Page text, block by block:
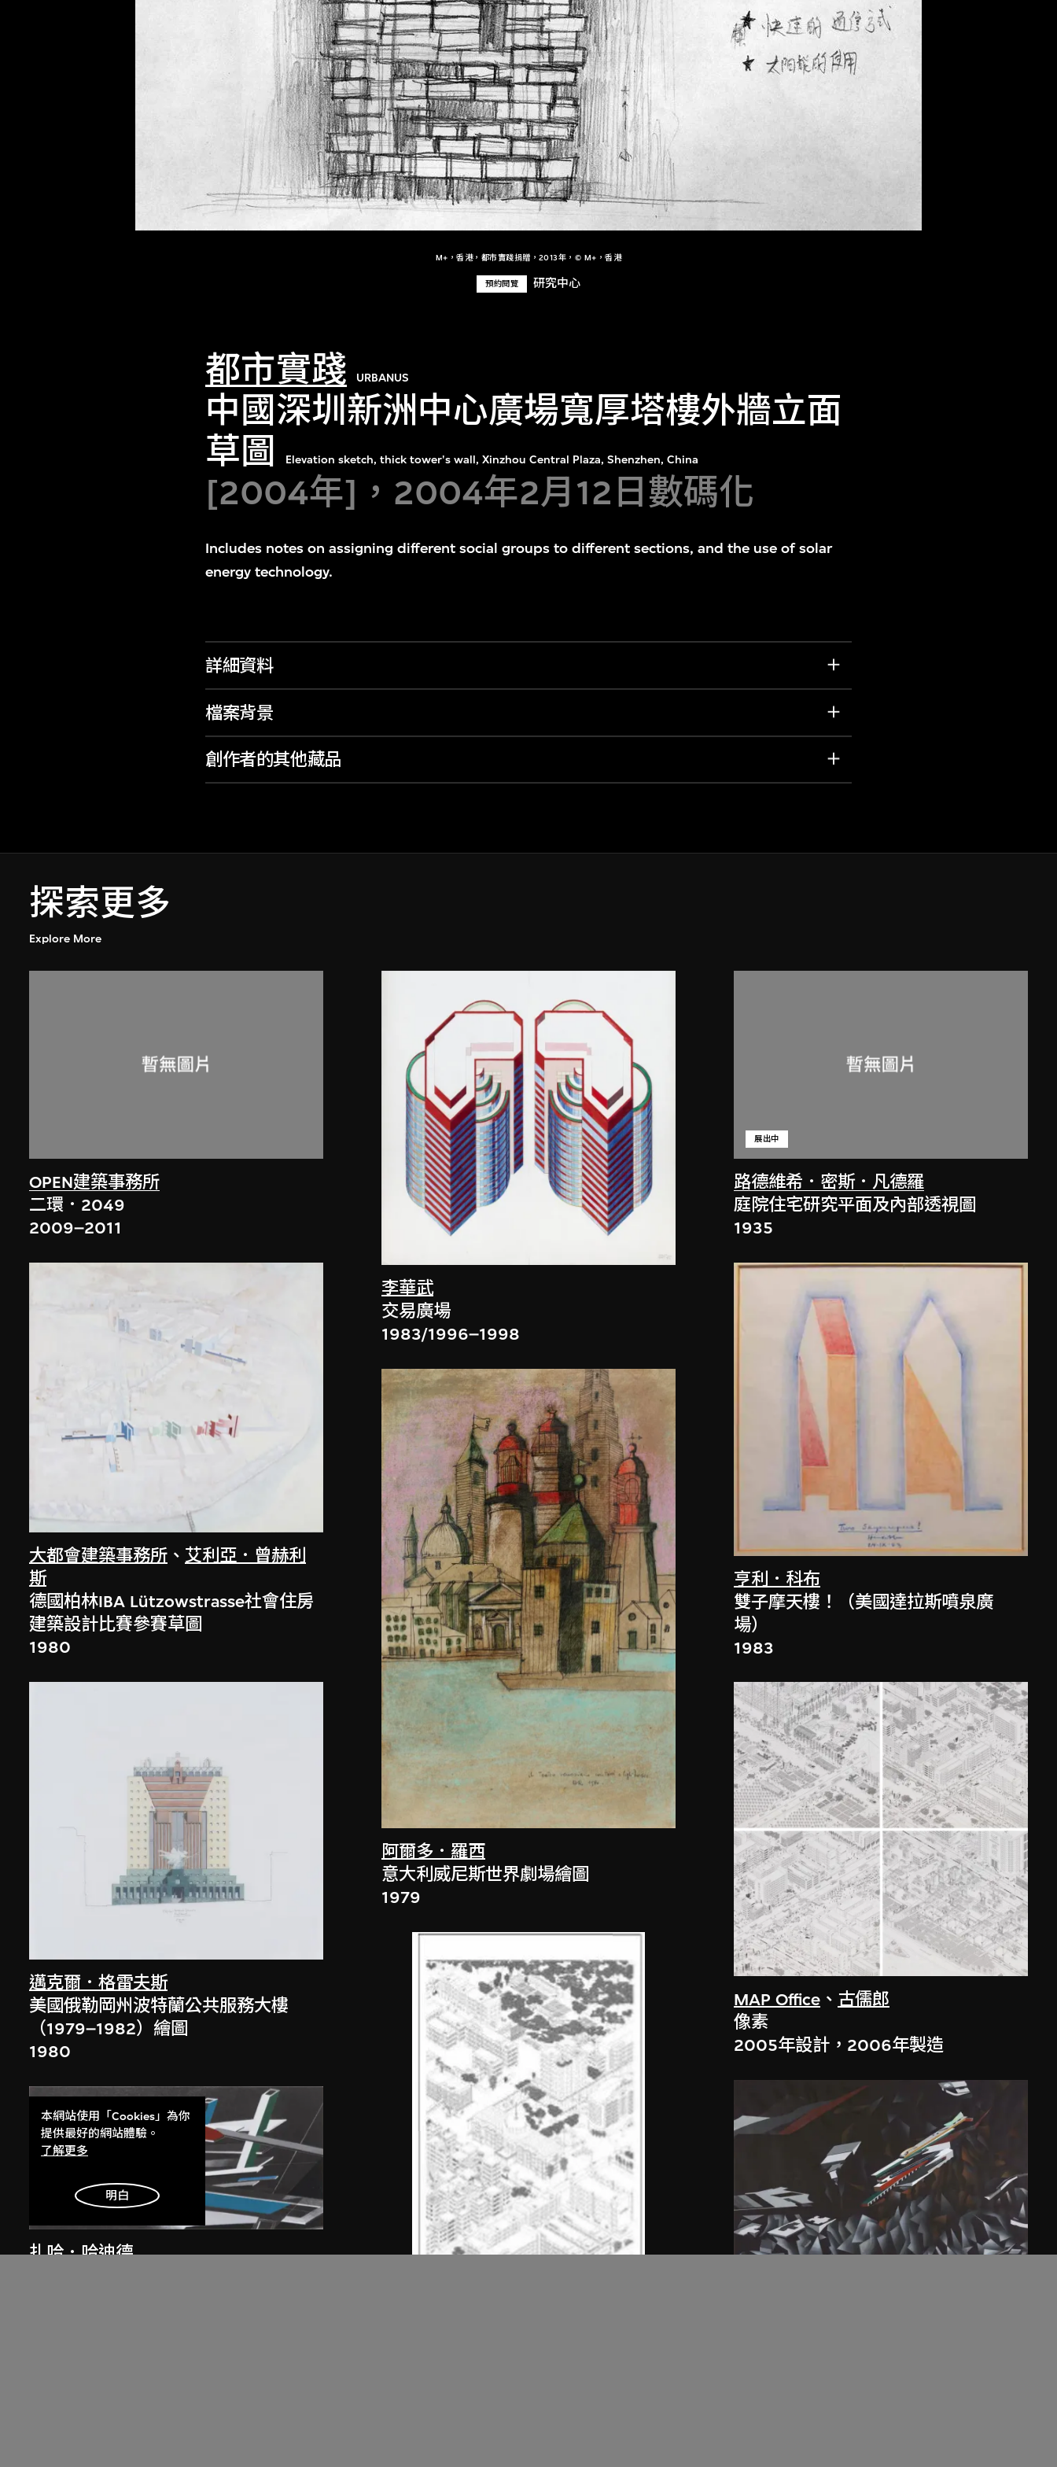
M+，香港，都市實踐捐贈，2013年，© M+，香港
預約閱覽 研究中心
都市實踐 URBANUS
中國深圳新洲中心廣場寬厚塔樓外牆立面
草圖
Elevation sketch, thick tower's wall, Xinzhou Central Plaza, Shenzhen, China
[2004年]，2004年2月12日數碼化
Includes notes on assigning different social groups to different sections, and the use of solar
energy technology.
詳細資料
檔案背景
創作者的其他藏品
探索更多
Explore More
OPEN建築事務所
二環．2049
2009–2011
大都會建築事務所 、艾利亞．曾赫利
斯
德國柏林IBA Lützowstrasse社會住房
建築設計比賽參賽草圖
1980
邁克爾．格雷夫斯
美國俄勒岡州波特蘭公共服務大樓
（1979–1982）繪圖
1980
扎哈．哈迪德
李華武
交易廣場
1983/1996–1998
阿爾多．羅西
意大利威尼斯世界劇場繪圖
1979
路德維希．密斯．凡德羅
展出中
庭院住宅研究平面及內部透視圖
1935
亨利．科布
雙子摩天樓！（美國達拉斯噴泉廣
場）
1983
MAP Office 、 古儒郎
像素
2005年設計，2006年製造
本網站使用「Cookies」為你
提供最好的網站體驗。
了解更多
明白